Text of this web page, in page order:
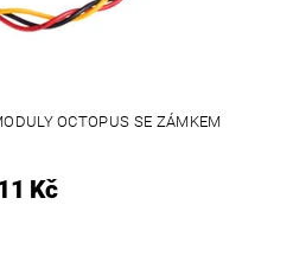
OCTOPUS SE ZÁMKEM
Kč